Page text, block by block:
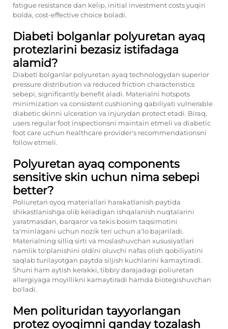
fatigue resistance dan kelip, initial investment costs yuqiri
bolda, cost-effective choice boladi.
Diabeti bolganlar polyuretan ayaq
protezlarini bezasiz istifadaga
alamid?
Diabeti bolganlar polyuretan ayaq technologydan superior
pressure distribution va reduced friction characteristics
sebepi, significantly benefit aladi. Materialni hotspots
minimization va consistent cushioning qabiliyati vulnerable
diabetic skinni ulceration va injurydan protect etadi. Biraq,
users regular foot inspectionsni maintain etmeli va diabetic
foot care uchun healthcare provider's recommendationsni
follow etmeli.
Polyuretan ayaq components
sensitive skin uchun nima sebepi
better?
Poliuretan oyoq materiallari harakatlanish paytida
shikastlanishga olib keladigan ishqalanish nuqtalarini
yaratmasdan, barqaror va tekis bosim taqsimotini
ta'minlagani uchun nozik teri uchun a'lo bajariladi.
Materialning silliq sirti va moslashuvchan xususiyatlari
namlik to'planishini oldini oluvchi nafas olish qobiliyatini
saqlab turilayotgan paytda siljish kuchlarini kamaytiradi.
Shuni ham aytish kerakki, tibbiy darajadagi poliuretan
allergiyaga moyillikni kamaytiradi hamda biotegishuvchan
bo'ladi.
Men polituridan tayyorlangan
protez oyoqimni qanday tozalash